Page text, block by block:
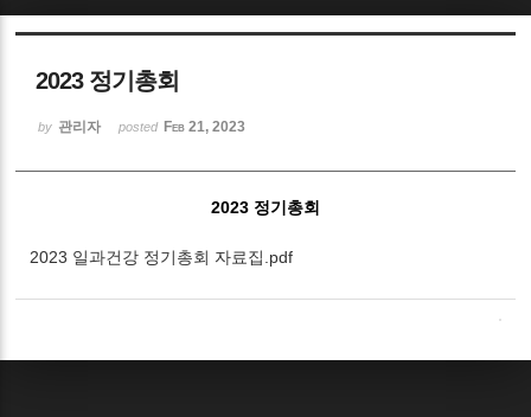
2023 정기총회
by 관리자 posted Feb 21, 2023
2023 정기총회
2023 일과건강 정기총회 자료집.pdf
Sketchbook5, 스케치북5
Sketchbook5, 스케치북5